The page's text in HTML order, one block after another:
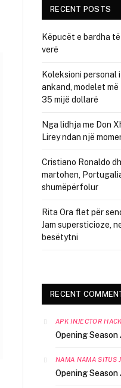
RECENT POSTS
Këpucët e bardha
verë
Koleksioni personal
ankand, modelet
35 mijë dollarë
Nga lidhja me Don
Lirey ndan një
Cristiano Ronaldo
martohen,
shumëpërfolur
Rita Ora flet për
Jam supersticioze,
besëtytni
RECENT
APK INJECTOR
Opening
NAMA NAMA SITUS
Opening